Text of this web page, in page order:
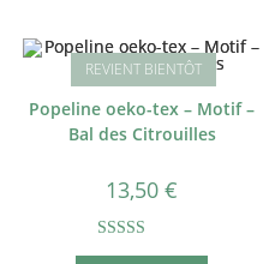
Popeline oeko-tex – Motif –
Bal des Citrouilles
13,50€
Note5.00